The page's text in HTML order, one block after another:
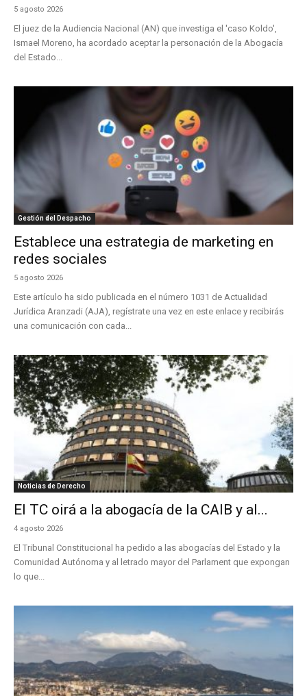
5 agosto 2026
El juez de la Audiencia Nacional (AN) que investiga el 'caso Koldo',
Ismael Moreno, ha acordado aceptar la personación de la Abogacía
del Estado...
Gestión del Despacho
Establece una estrategia de marketing en
redes sociales
5 agosto 2026
Este artículo ha sido publicada en el número 1031 de Actualidad
Jurídica Aranzadi (AJA), regístrate una vez en este enlace y recibirás
una comunicación con cada...
Noticias de Derecho
El TC oirá a la abogacía de la CAIB y al...
4 agosto 2026
El Tribunal Constitucional ha pedido a las abogacías del Estado y la
Comunidad Autónoma y al letrado mayor del Parlament que expongan
lo que...